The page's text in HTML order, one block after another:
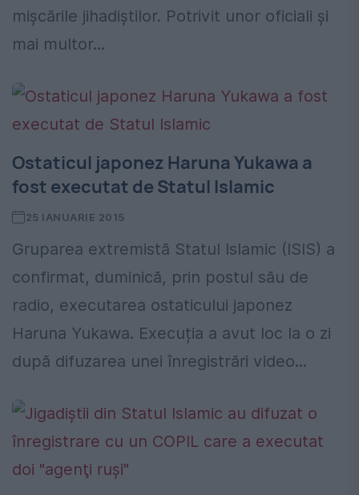
mişcările jihadiştilor. Potrivit unor oficiali şi
mai multor...
Ostaticul japonez Haruna Yukawa a
fost executat de Statul Islamic
25 IANUARIE 2015
Gruparea extremistă Statul Islamic (ISIS) a
confirmat, duminică, prin postul său de
radio, executarea ostaticului japonez
Haruna Yukawa. Execuția a avut loc la o zi
după difuzarea unei înregistrări video...